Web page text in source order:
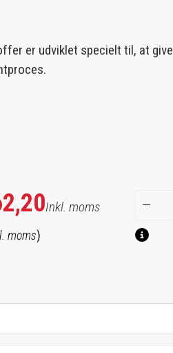
er udviklet specielt til, at
Inkl. moms
moms)